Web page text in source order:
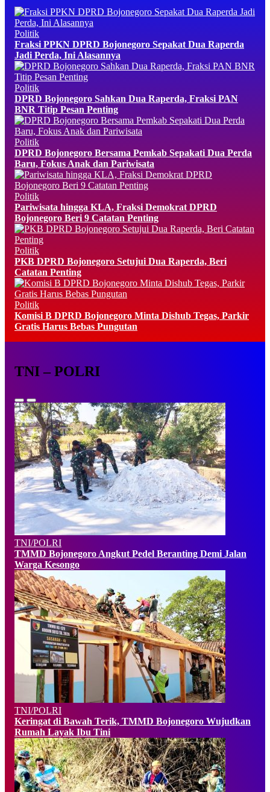
Politik
Fraksi PPKN DPRD Bojonegoro Sepakat Dua Raperda
Jadi Perda, Ini Alasannya
Politik
DPRD Bojonegoro Sahkan Dua Raperda, Fraksi PAN
BNR Titip Pesan Penting
Politik
DPRD Bojonegoro Bersama Pemkab Sepakati Dua Perda
Baru, Fokus Anak dan Pariwisata
Politik
Pariwisata hingga KLA, Fraksi Demokrat DPRD
Bojonegoro Beri 9 Catatan Penting
Politik
PKB DPRD Bojonegoro Setujui Dua Raperda, Beri
Catatan Penting
Politik
Komisi B DPRD Bojonegoro Minta Dishub Tegas, Parkir
Gratis Harus Bebas Pungutan
TNI – POLRI
TNI/POLRI
TMMD Bojonegoro Angkut Pedel Beranting Demi Jalan
Warga Kesongo
TNI/POLRI
Keringat di Bawah Terik, TMMD Bojonegoro Wujudkan
Rumah Layak Ibu Tini